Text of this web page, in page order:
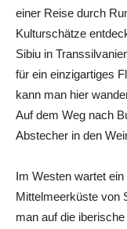
einer Reise durch
Kulturschätze
Sibiu in
für ein einzigartiges
kann man hier
Auf dem Weg nach
Abstecher in den
Im Westen wartet
Mittelmeerküste
man auf die